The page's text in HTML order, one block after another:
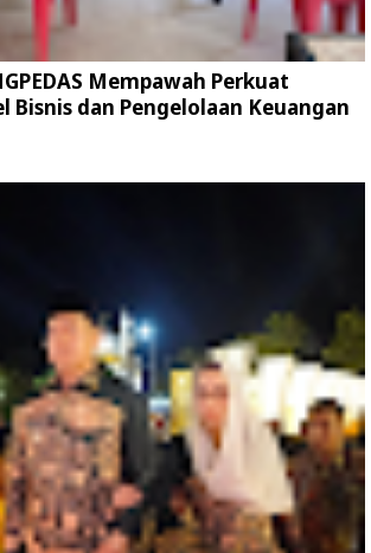
Mempawah Perkuat
Bisnis dan Pengelolaan Keuangan